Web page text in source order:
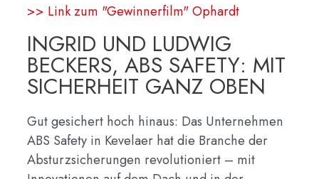
>> Link zum "Gewinnerfilm" Ophardt
INGRID UND LUDWIG
BECKERS, ABS SAFETY: MIT
SICHERHEIT GANZ OBEN
Gut gesichert hoch hinaus: Das Unternehmen
ABS Safety in Kevelaer hat die Branche der
Absturzsicherungen revolutioniert – mit